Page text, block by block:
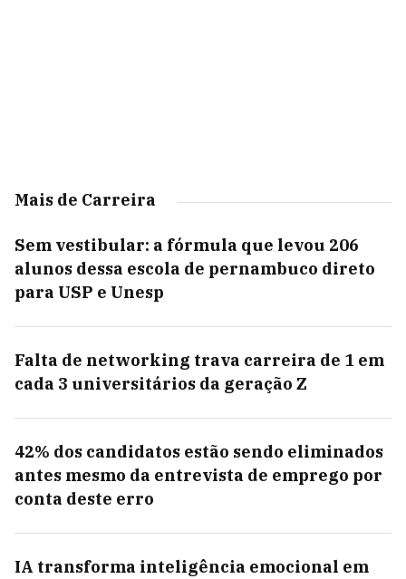
Mais de Carreira
Sem vestibular: a fórmula que levou 206
alunos dessa escola de pernambuco direto
para USP e Unesp
Falta de networking trava carreira de 1 em
cada 3 universitários da geração Z
42% dos candidatos estão sendo eliminados
antes mesmo da entrevista de emprego por
conta deste erro
IA transforma inteligência emocional em